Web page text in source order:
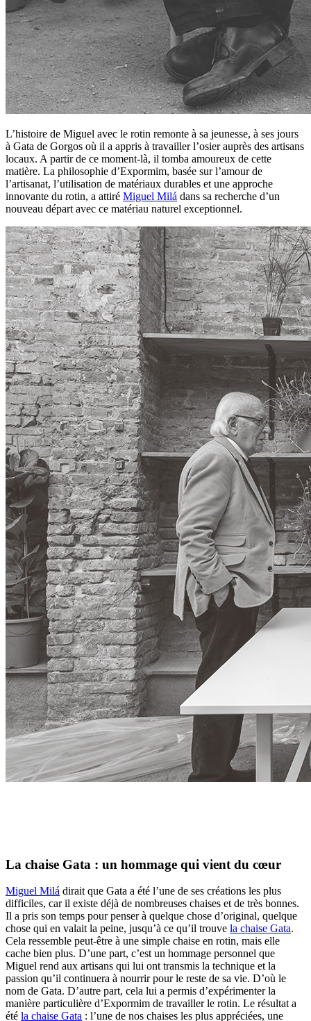
L’histoire de Miguel avec le rotin remonte à sa jeunesse, à ses jours
à Gata de Gorgos où il a appris à travailler l’osier auprès des artisans
locaux. A partir de ce moment-là, il tomba amoureux de cette
matière. La philosophie d’Expormim, basée sur l’amour de
l’artisanat, l’utilisation de matériaux durables et une approche
innovante du rotin, a attiré Miguel Milá dans sa recherche d’un
nouveau départ avec ce matériau naturel exceptionnel.
La chaise Gata : un hommage qui vient du cœur
Miguel Milá dirait que Gata a été l’une de ses créations les plus
difficiles, car il existe déjà de nombreuses chaises et de très bonnes.
Il a pris son temps pour penser à quelque chose d’original, quelque
chose qui en valait la peine, jusqu’à ce qu’il trouve la chaise Gata.
Cela ressemble peut-être à une simple chaise en rotin, mais elle
cache bien plus. D’une part, c’est un hommage personnel que
Miguel rend aux artisans qui lui ont transmis la technique et la
passion qu’il continuera à nourrir pour le reste de sa vie. D’où le
nom de Gata. D’autre part, cela lui a permis d’expérimenter la
manière particulière d’Expormim de travailler le rotin. Le résultat a
été la chaise Gata : l’une de nos chaises les plus appréciées, une